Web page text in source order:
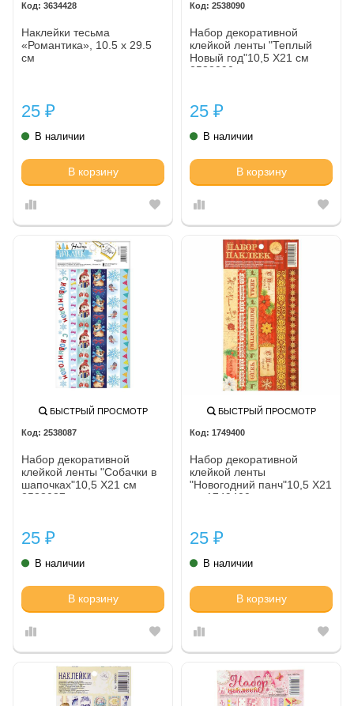
3634428
Наклейки тесьма
«Романтика», 10.5 х 29.5
см
25 ₽
В наличии
В корзину
2538090
Набор декоративной
клейкой ленты "Теплый
Новый год"10,5 Х21 см
2538090
25 ₽
В наличии
В корзину
БЫСТРЫЙ ПРОСМОТР
2538087
Набор декоративной
клейкой ленты "Собачки в
шапочках"10,5 Х21 см
2538087
25 ₽
В наличии
В корзину
БЫСТРЫЙ ПРОСМОТР
1749400
Набор декоративной
клейкой ленты
"Новогодний панч"10,5 Х21
см 1749400
25 ₽
В наличии
В корзину